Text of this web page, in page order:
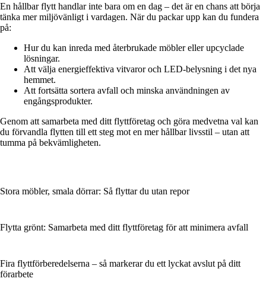
En hållbar flytt handlar inte bara om en dag – det är en chans att börja
tänka mer miljövänligt i vardagen. När du packar upp kan du fundera
på:
Hur du kan inreda med återbrukade möbler eller upcyclade
lösningar.
Att välja energieffektiva vitvaror och LED-belysning i det nya
hemmet.
Att fortsätta sortera avfall och minska användningen av
engångsprodukter.
Genom att samarbeta med ditt flyttföretag och göra medvetna val kan
du förvandla flytten till ett steg mot en mer hållbar livsstil – utan att
tumma på bekvämligheten.
Stora möbler, smala dörrar: Så flyttar du utan repor
Flytta grönt: Samarbeta med ditt flyttföretag för att minimera avfall
Fira flyttförberedelserna – så markerar du ett lyckat avslut på ditt
förarbete